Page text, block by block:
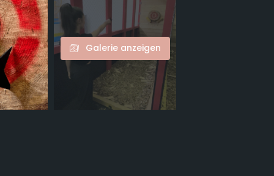
Galerie anzeigen